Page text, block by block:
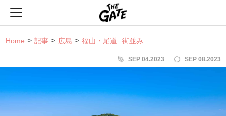
Home 記事 広島 福山・尾道 街並み
SEP 04.2023 SEP 08.2023